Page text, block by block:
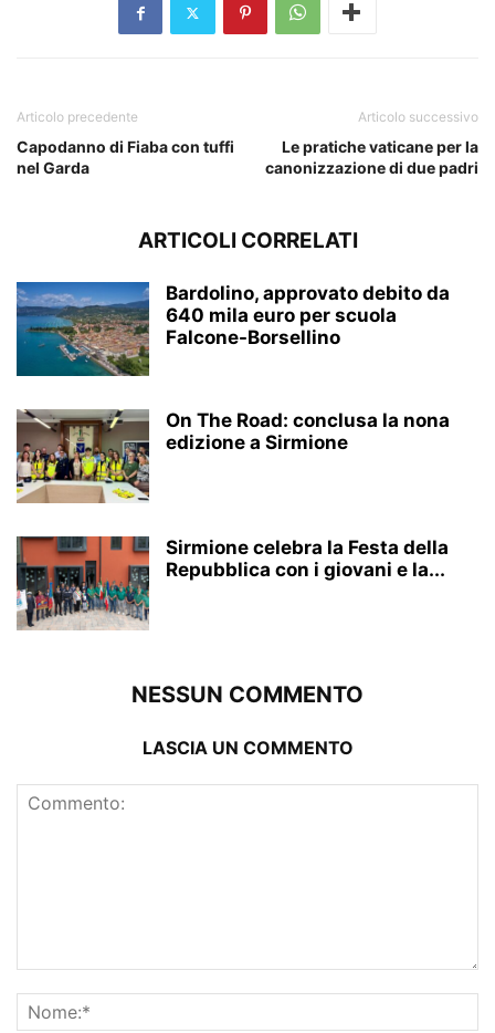
Articolo precedente
Capodanno di Fiaba con tuffi
nel Garda
Articolo successivo
Le pratiche vaticane per la
canonizzazione di due padri
ARTICOLI CORRELATI
Bardolino, approvato debito da
640 mila euro per scuola
Falcone-Borsellino
On The Road: conclusa la nona
edizione a Sirmione
Sirmione celebra la Festa della
Repubblica con i giovani e la...
NESSUN COMMENTO
LASCIA UN COMMENTO